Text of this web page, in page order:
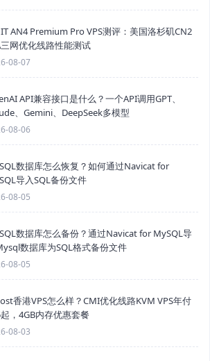
AN4 Premium Pro VPS测评：美国洛杉矶CN2
网优化线路性能测试
08-07
API兼容接口是什么？一个API调用GPT、
、Gemini、DeepSeek多模型
08-06
数据库怎么恢复？如何通过Navicat for
导入SQL备份文件
08-05
数据库怎么备份？通过Navicat for MySQL导
数据库为SQL格式备份文件
08-05
香港VPS怎么样？CMI优化线路KVM VPS年付
，4GB内存优惠套餐
08-03